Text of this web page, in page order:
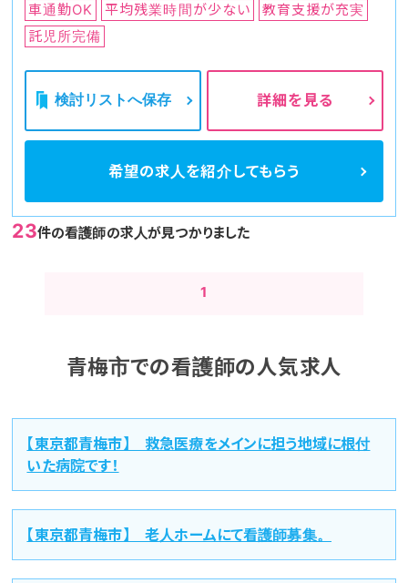
車通勤OK 平均残業時間が少ない
教育支援が充実
託児所完備
検討リストへ保存 詳細を見る
希望の求人を紹介してもらう
23件の看護師の求人が見つかりました
1
青梅市での看護師の人気求人
【東京都青梅市】 救急医療をメインに担う地域に根付
いた病院です！
【東京都青梅市】 老人ホームにて看護師募集。